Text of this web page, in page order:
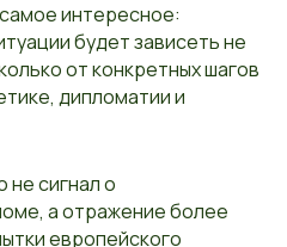
интересное:
будет зависеть не
от конкретных шагов
дипломатии и
не сигнал о
а отражение более
европейского